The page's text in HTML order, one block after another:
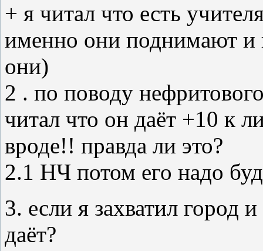
+ я читал что есть
именно они поднимают и
они)
2 . по поводу
читал что он даёт +10 к
вроде!! правда ли это?
2.1 НЧ потом его надо
3. если я захватил город
даёт?